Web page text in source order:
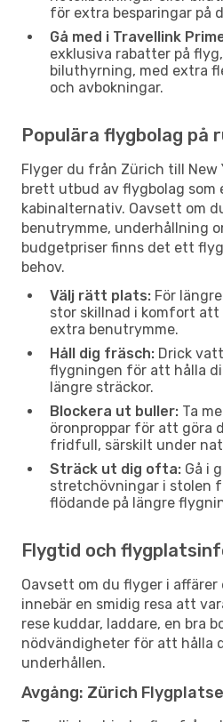
för extra besparingar på
Gå med i Travellink
exklusiva rabatter på
biluthyrning, med extra
och avbokningar.
Populära flygbolag på
Flyger du från Zürich till New
brett utbud av flygbolag som
kabinalternativ. Oavsett om
benutrymme, underhållning
budgetpriser finns det ett
behov.
Välj rätt plats: För
stor skillnad i komfort att
extra benutrymme.
Håll dig fräsch: Drick
flygningen för att hålla
längre sträckor.
Blockera ut buller: Ta
öronproppar för att göra
fridfull, särskilt under
Sträck ut dig ofta: Gå i
stretchövningar i stolen
flödande på längre
Flygtid och
Oavsett om du flyger i
innebär en smidig resa att
rese kuddar, laddare, en bra
nödvändigheter för att hålla
underhållen.
Avgång: Zürich